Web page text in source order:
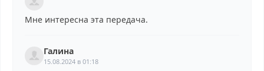
Мне интересна эта передача.
Галина
15.08.2024 в 01:18